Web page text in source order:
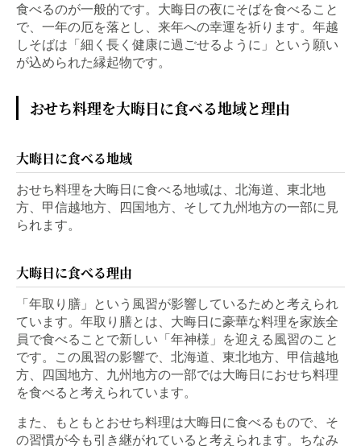
食べるのが一般的です。大晦日の夜にそばを食べること
で、一年の厄を落とし、来年への幸運を祈ります。年越
しそばは「細く長く健康に過ごせるように」という願い
が込められた縁起物です。
おせち料理を大晦日に食べる地域と理由
大晦日に食べる地域
おせち料理を大晦日に食べる地域は、北海道、東北地
方、甲信越地方、四国地方、そして九州地方の一部に見
られます。
大晦日に食べる理由
「年取り膳」という風習が影響しているためと考えられ
ています。年取り膳とは、大晦日に豪華な料理を家族全
員で食べることで新しい「年神様」を迎える風習のこと
です。この風習の影響で、北海道、東北地方、甲信越地
方、四国地方、九州地方の一部では大晦日におせち料理
を食べると考えられています。
また、もともとおせち料理は大晦日に食べるもので、そ
の習慣が今も引き継がれていると考えられます。ちなみ